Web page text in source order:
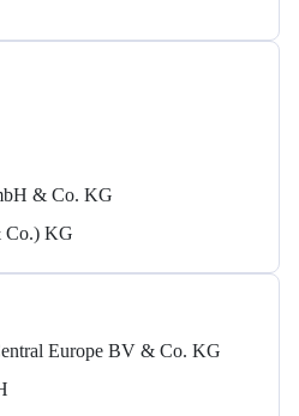
& Co. KG
Co.) KG
Europe BV & Co. KG